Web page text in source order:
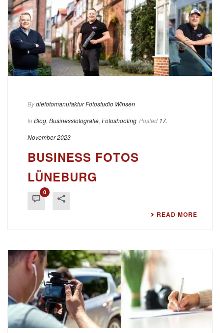
Bydiefotomanufaktur Fotostudio Winsen
In Blog Businessfotografie Fotoshooting Posted 17.
November 2023
BUSINESS FOTOS
LÜNEBURG
0
READ MORE